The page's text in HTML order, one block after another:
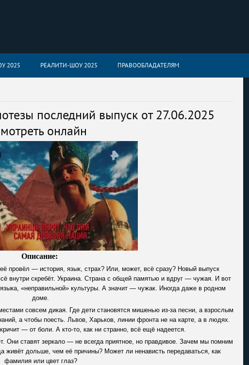
2025 РЕАЛИТИ-ШОУ 2025 ПРАВООБЛАДАТЕЛЯМ
последний выпуск от 27.06.2025
онлайн
Описание:
провёл — история, язык, страх? Или, может, всё сразу? Новый выпуск
внутри скребёт. Украина. Страна с общей памятью и вдруг — чужая. И вот
«неправильной» культуры. А значит — чужак. Иногда даже в родном
доме.
совсем дикая. Где дети становятся мишенью из-за песни, а взрослым
а чтобы поесть. Львов, Харьков, линии фронта не на карте, а в людях.
— от боли. А кто-то, как ни странно, всё ещё надеется.
Они ставят зеркало — не всегда приятное, но правдивое. Зачем мы помним
живёт дольше, чем её причины? Может ли ненависть передаваться, как
фамилия или цвет глаз?